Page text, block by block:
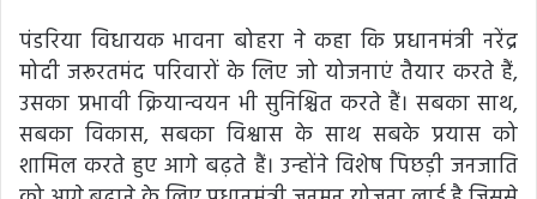
पंडरिया विधायक भावना बोहरा ने कहा कि प्रधानमंत्री नरेंद्र
मोदी जरूरतमंद परिवारों के लिए जो योजनाएं तैयार करते हैं,
उसका प्रभावी क्रियान्वयन भी सुनिश्चित करते हैं। सबका साथ,
सबका विकास, सबका विश्वास के साथ सबके प्रयास को
शामिल करते हुए आगे बढ़ते हैं। उन्होंने विशेष पिछड़ी जनजाति